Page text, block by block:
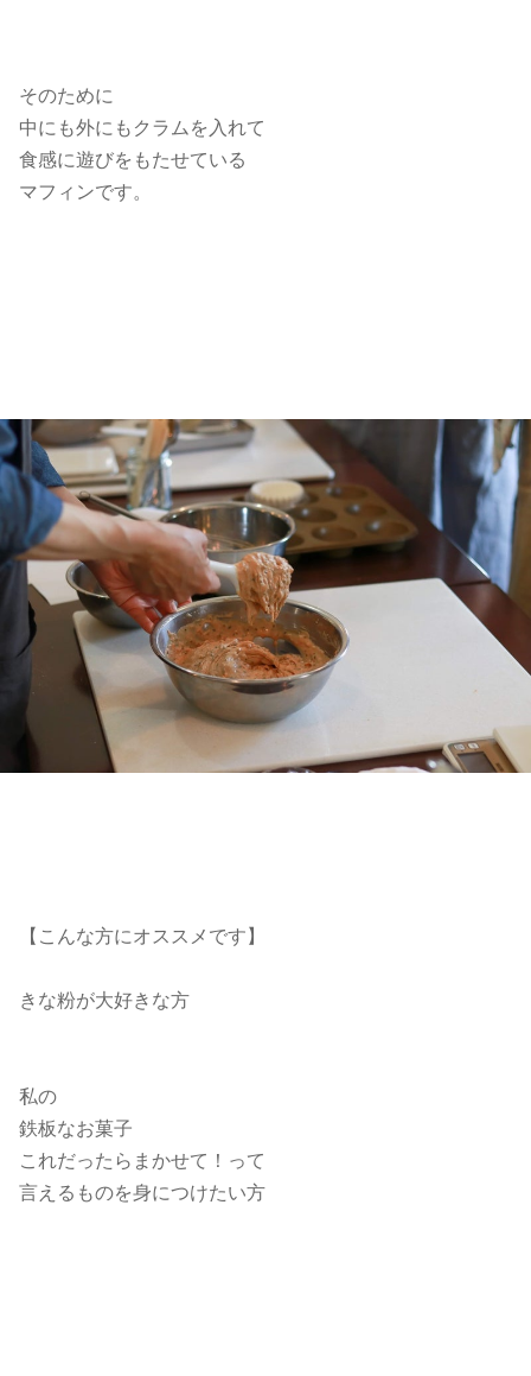
そのために
中にも外にもクラムを入れて
食感に遊びをもたせている
マフィンです。
【こんな方にオススメです】
きな粉が大好きな方
私の
鉄板なお菓子
これだったらまかせて！って
言えるものを身につけたい方